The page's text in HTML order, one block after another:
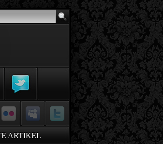
Follow Me on
Twitter
ARTIKEL